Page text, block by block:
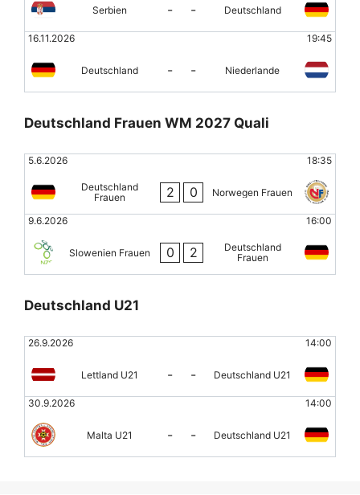
Serbien - - Deutschland
16.11.2026 19:45
Deutschland - - Niederlande
Deutschland Frauen WM 2027 Quali
5.6.2026 18:35
Deutschland
Frauen
2 0 Norwegen Frauen
9.6.2026 16:00
Slowenien Frauen 0 2
Deutschland
Frauen
Deutschland U21
26.9.2026 14:00
Lettland U21 - - Deutschland U21
30.9.2026 14:00
Malta U21 - - Deutschland U21